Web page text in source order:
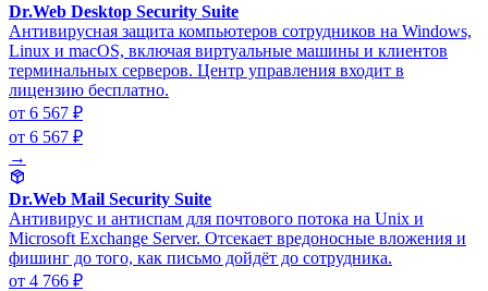
Dr.Web Desktop Security Suite
Антивирусная защита компьютеров сотрудников на Windows,
Linux и macOS, включая виртуальные машины и клиентов
терминальных серверов. Центр управления входит в
лицензию бесплатно.
от 6 567 ₽
от 6 567 ₽
→
Dr.Web Mail Security Suite
Антивирус и антиспам для почтового потока на Unix и
Microsoft Exchange Server. Отсекает вредоносные вложения и
фишинг до того, как письмо дойдёт до сотрудника.
от 4 766 ₽